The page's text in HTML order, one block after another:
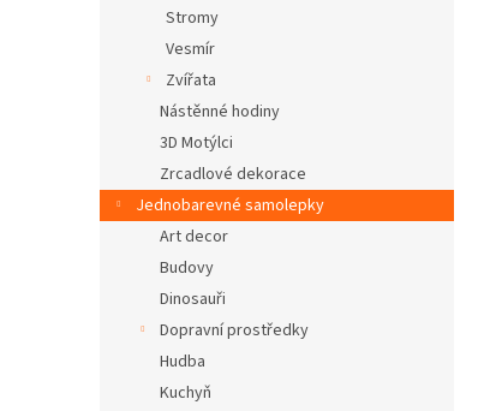
Stromy
Vesmír
Zvířata
Nástěnné hodiny
3D Motýlci
Zrcadlové dekorace
Jednobarevné samolepky
Art decor
Budovy
Dinosauři
Dopravní prostředky
Hudba
Kuchyň